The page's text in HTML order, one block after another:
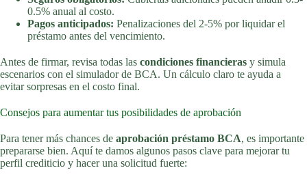
0.5% anual al costo.
Pagos anticipados: Penalizaciones del 2-5% por liquidar el
préstamo antes del vencimiento.
Antes de firmar, revisa todas las condiciones financieras y simula
escenarios con el simulador de BCA. Un cálculo claro te ayuda a
evitar sorpresas en el costo final.
Consejos para aumentar tus posibilidades de aprobación
Para tener más chances de aprobación préstamo BCA, es importante
prepararse bien. Aquí te damos algunos pasos clave para mejorar tu
perfil crediticio y hacer una solicitud fuerte: